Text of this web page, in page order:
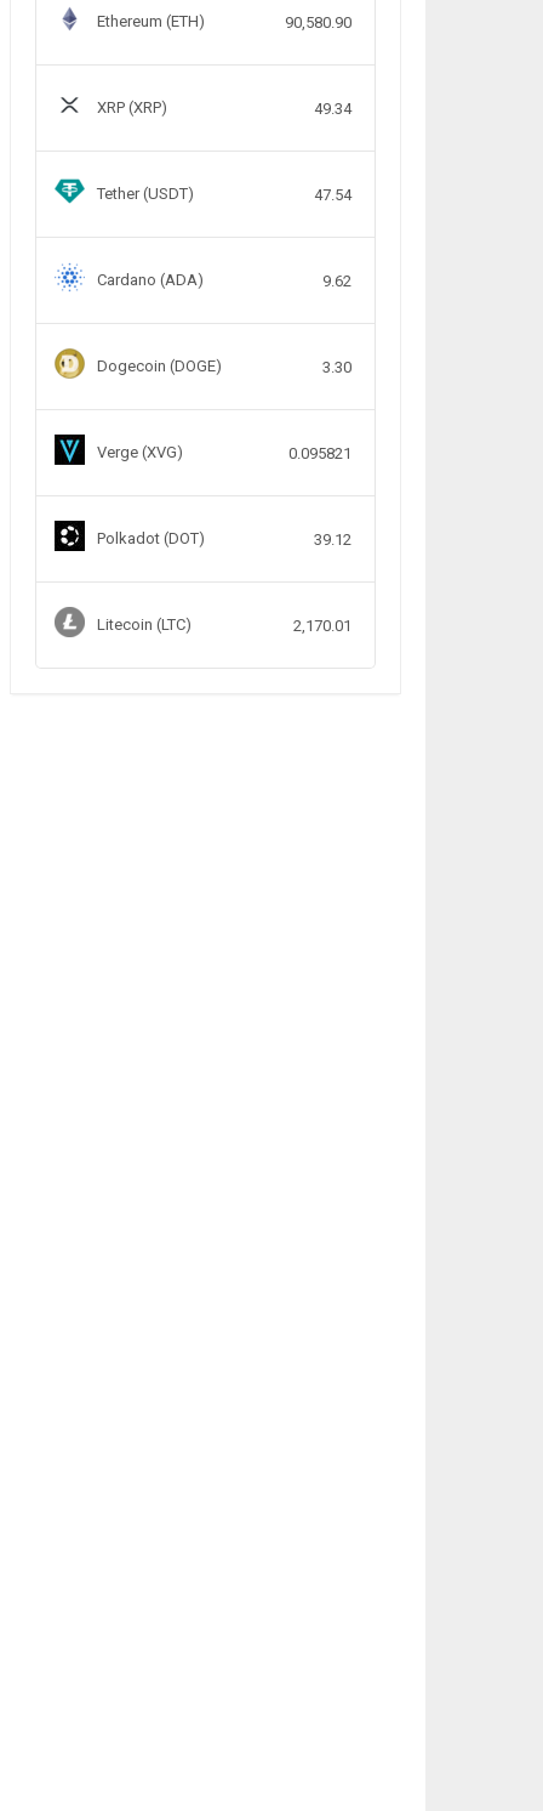
Ethereum (ETH) 90,580.90
XRP (XRP) 49.34
Tether (USDT) 47.54
Cardano (ADA) 9.62
Dogecoin (DOGE) 3.30
Verge (XVG) 0.095821
Polkadot (DOT) 39.12
Litecoin (LTC) 2,170.01